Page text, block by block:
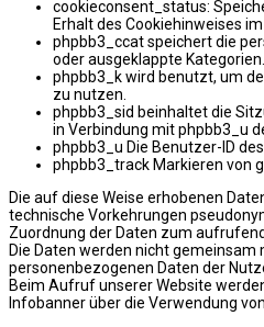
cookieconsent_status:
Erhalt des Cookiehinweises
phpbb3_ccat speichert die
oder ausgeklappte Kategorien.
phpbb3_k wird benutzt, um
zu nutzen.
phpbb3_sid beinhaltet die
in Verbindung mit phpbb3_u
phpbb3_u Die Benutzer-ID
phpbb3_track Markieren von
Die auf diese Weise erhobenen
technische Vorkehrungen
Zuordnung der Daten zum
Die Daten werden nicht gemeinsam
personenbezogenen Daten der
Beim Aufruf unserer Website
Infobanner über die Verwendung